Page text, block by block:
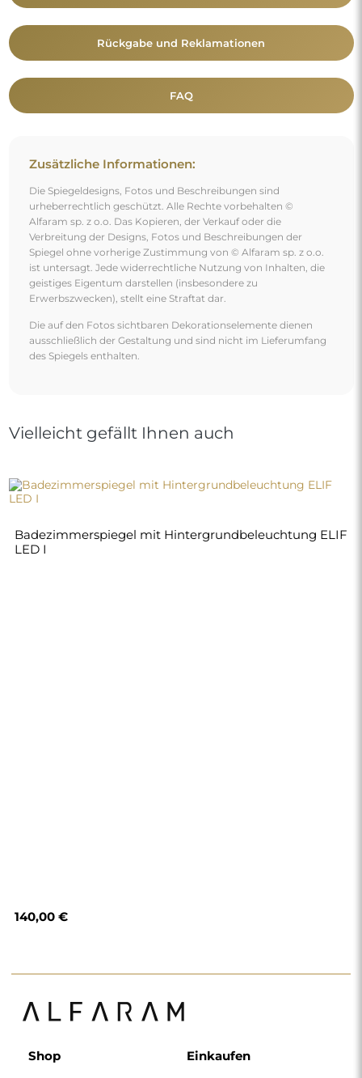
Rückgabe und Reklamationen
FAQ
Zusätzliche Informationen:
Die Spiegeldesigns, Fotos und Beschreibungen sind
urheberrechtlich geschützt. Alle Rechte vorbehalten ©
Alfaram sp. z o.o. Das Kopieren, der Verkauf oder die
Verbreitung der Designs, Fotos und Beschreibungen der
Spiegel ohne vorherige Zustimmung von © Alfaram sp. z o.o.
ist untersagt. Jede widerrechtliche Nutzung von Inhalten, die
geistiges Eigentum darstellen (insbesondere zu
Erwerbszwecken), stellt eine Straftat dar.
Die auf den Fotos sichtbaren Dekorationselemente dienen
ausschließlich der Gestaltung und sind nicht im Lieferumfang
des Spiegels enthalten.
Vielleicht gefällt Ihnen auch
Badezimmerspiegel mit Hintergrundbeleuchtung ELIF
LED I
140,00 €
Shop Einkaufen